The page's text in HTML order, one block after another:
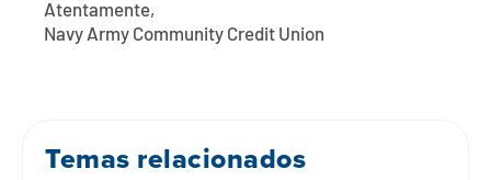
Atentamente,
Navy Army Community Credit Union
Temas relacionados